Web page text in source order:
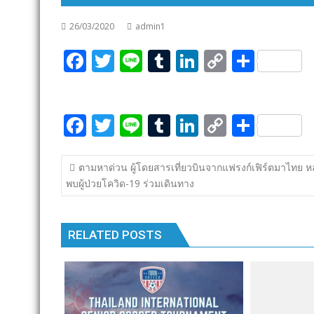
26/03/2020 admin1
F
ac
b
o
o
k
T
w
er
Li
n
T
u
bl
r
Li
n
e
dI
n
C
o
y
Li
n
k
S
h
e
F
ac
e
b
o
k
T
w
itt
er
Li
n
e
T
u
m
bl
Li
n
k
e
C
o
p
y
k
S
h
ar
e
แนะแนว
เรื่อง
ตามหาด่วน ผู้โดยสารเที่ยวบินจากแฟรงก์เฟิร์ตมาไทย ห
พบผู้ป่วยโควิด-19 ร่วมเดินทาง
RELATED POSTS